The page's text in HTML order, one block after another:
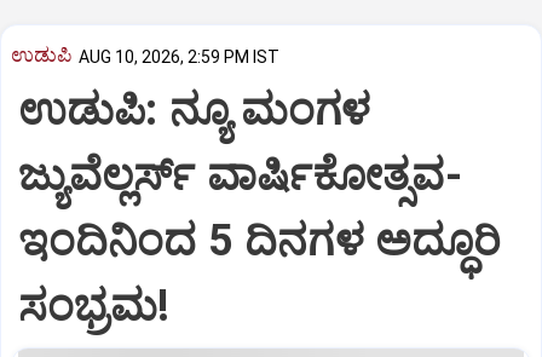
ಉಡುಪಿ AUG 10, 2026, 2:59 PM IST
ಉಡುಪಿ: ನ್ಯೂ ಮಂಗಳ
ಜ್ಯುವೆಲ್ಲರ್ಸ್ ವಾರ್ಷಿಕೋತ್ಸವ-
ಇಂದಿನಿಂದ 5 ದಿನಗಳ ಅದ್ಧೂರಿ
ಸಂಭ್ರಮ!